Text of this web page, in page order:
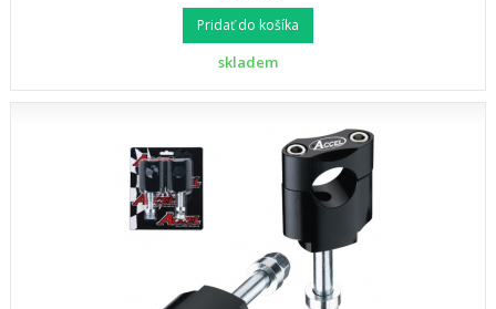
Pridať do košíka
skladem